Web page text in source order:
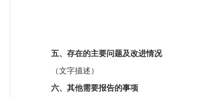
五、存在的主要问题及改进情况
（文字描述）
六、其他需要报告的事项